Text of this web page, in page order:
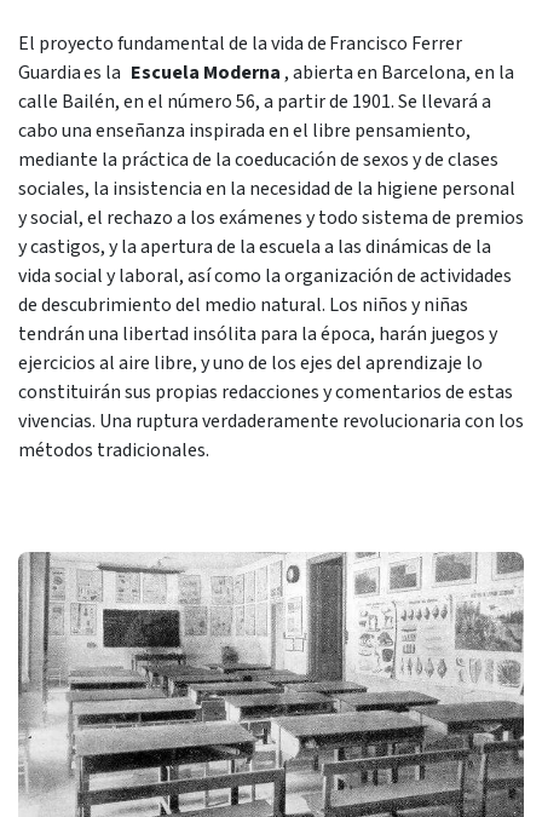
El proyecto fundamental de la vida de Francisco Ferrer
Guardia es la Escuela Moderna , abierta en Barcelona, en la
calle Bailén, en el número 56, a partir de 1901. Se llevará a
cabo una enseñanza inspirada en el libre pensamiento,
mediante la práctica de la coeducación de sexos y de clases
sociales, la insistencia en la necesidad de la higiene personal
y social, el rechazo a los exámenes y todo sistema de premios
y castigos, y la apertura de la escuela a las dinámicas de la
vida social y laboral, así como la organización de actividades
de descubrimiento del medio natural. Los niños y niñas
tendrán una libertad insólita para la época, harán juegos y
ejercicios al aire libre, y uno de los ejes del aprendizaje lo
constituirán sus propias redacciones y comentarios de estas
vivencias. Una ruptura verdaderamente revolucionaria con los
métodos tradicionales.